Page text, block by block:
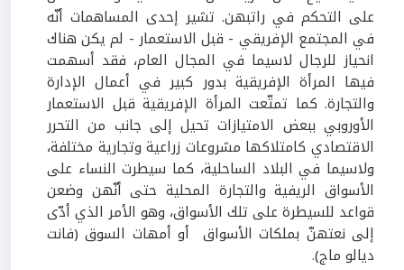
على التحكم في راتبهن. تشير إحدى المساهمات أنّه
في المجتمع الإفريقي - قبل الاستعمار - لم يكن هناك
انحياز للرجال لاسيما في المجال العام، فقد أسهمت
فيها المرأة الإفريقية بدور كبير في أعمال الإدارة
والتجارة. كما تمتّعت المرأة الإفريقية قبل الاستعمار
الأوروبي ببعض الامتيازات تحيل إلى جانب من التحرر
الاقتصادي كامتلاكها مشروعات زراعية وتجارية مختلفة،
ولاسيما في البلاد الساحلية، كما سيطرت النساء على
الأسواق الريفية والتجارة المحلية حتى أنّهن وضعن
قواعد للسيطرة على تلك الأسواق، وهو الأمر الذي أدّى
إلى نعتهنّ بملكات الأسواق أو أمهات السوق (فانت
ديالو ماج).